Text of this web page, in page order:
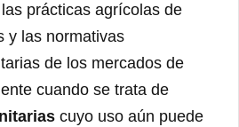
prácticas agrícolas de
y las normativas
de los mercados de
cuando se trata de
cuyo uso aún puede